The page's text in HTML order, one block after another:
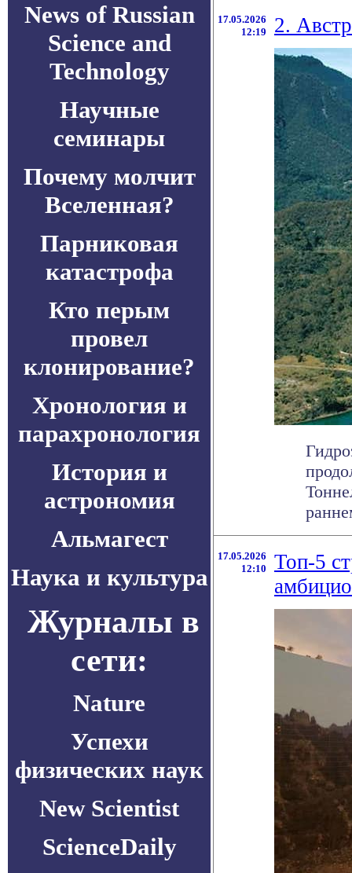
News of Russian
Science and
Technology
Научные
семинары
Почему молчит
Вселенная?
Парниковая
катастрофа
Кто перым
провел
клонирование?
Хронология и
парахронология
История и
астрономия
Альмагест
Наука и культура
Журналы в
сети:
Nature
Успехи
физических наук
New Scientist
ScienceDaily
17.05.2026
12:19
2.
17.05.2026
12:10
Топ-5